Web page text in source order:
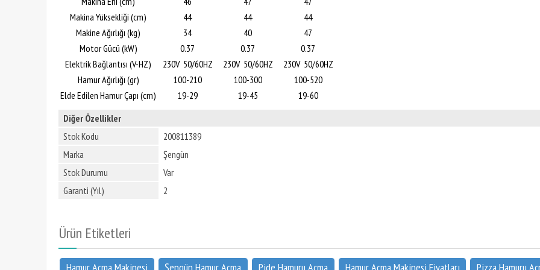
Makina Yüksekliği (cm)
44 44
44
Makine Ağırlığı (kg)
34 40
47
Motor Gücü (kW)
0.37 0.37
0.37
Elektrik Bağlantısı (V-HZ)
230V 50/60HZ 230V 50/60HZ
230V 50/60HZ
Hamur Ağırlığı (gr)
100-210 100-300
100-520
Elde Edilen Hamur Çapı (cm)
19-29 19-45
19-60
Diğer Özellikler
Stok Kodu
200811389
Marka
Şengün
Stok Durumu
Var
Garanti (Yıl)
2
Ürün Etiketleri